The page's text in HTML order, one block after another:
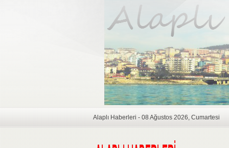
Alaplı Haberleri - 08 Ağustos 2026, Cumartesi
ANASAYFA